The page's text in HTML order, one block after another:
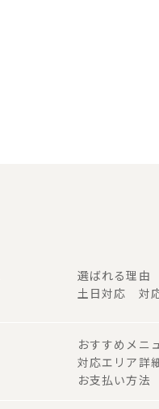
選ばれる理
土日対応 対
おすすめメ
対応エリア
お支払い方法